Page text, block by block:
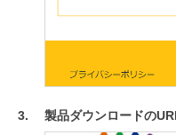
製品ダウンロードの